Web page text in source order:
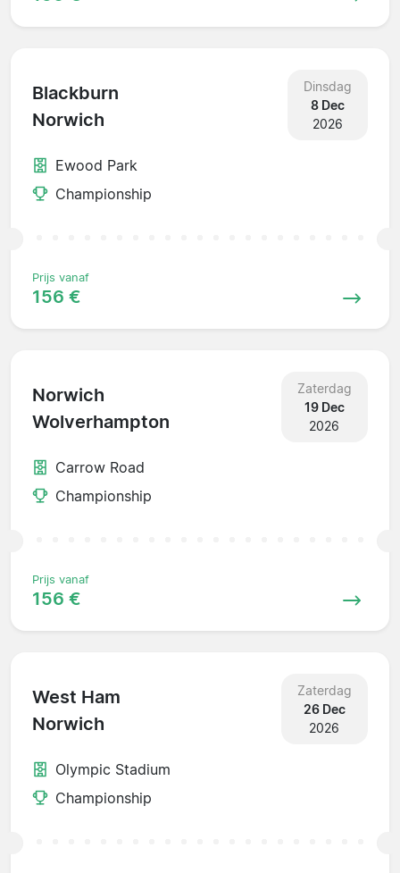
Blackburn
Norwich
Dinsdag
8 Dec
2026
Ewood Park
Championship
Prijs vanaf
156 €
Norwich
Wolverhampton
Zaterdag
19 Dec
2026
Carrow Road
Championship
Prijs vanaf
156 €
West Ham
Norwich
Zaterdag
26 Dec
2026
Olympic Stadium
Championship